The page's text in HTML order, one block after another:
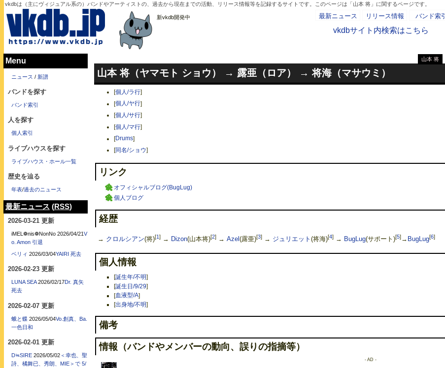
vkdbは（主にヴィジュアル系の）バンドやアーティストの、過去から現在までの活動、リリース情報等を記録するサイトです。このページは「山本 将」に関するページです。
新vkdb開発中 最新ニュース リリース情報 バンド索引
vkdbサイト内検索はこちら
山本 将
山本 将（ヤマモト ショウ） → 露亜（ロア） → 将海（マサウミ）
[個人/ラ行]
[個人/ヤ行]
[個人/サ行]
[個人/マ行]
[Drums]
[同名/ショウ]
リンク
オフィシャルブログ(BugLug)
個人ブログ
経歴
→ クロルシアン(将)[1]→ Dizon(山本将)[2]→ Azel (露亜)[3]→ ジュリエット (将海)[4]→ BugLug(サポート)[5]→ BugLug[6]
個人情報
[誕生年/不明]
[誕生日/9/29]
[血液型/A]
[出身地/不明]
備考
情報（バンドやメンバーの動向、誤りの指摘等）
- AD -
Menu
ニュース / 新譜
バンドを探す
バンド索引
人を探す
個人索引
ライブハウスを探す
ライブハウス・ホール一覧
歴史を辿る
年表/過去のニュース
最新ニュース (RSS)
2026-03-21 更新
iMEL❁nis❁NonNo 2026/04/21 V
o. Amon 引退
ベリィ 2026/03/04YAIRI 死去
2026-02-23 更新
LUNA SEA 2026/02/17Dr. 真矢
死去
2026-02-07 更新
蛾と蝶 2026/05/04Vo.創真、Ba.
一色日和
2026-02-01 更新
D≒SIRE 2026/05/02＜幸也、聖
詩、橘舞已、秀朗、MIE＞で 5/